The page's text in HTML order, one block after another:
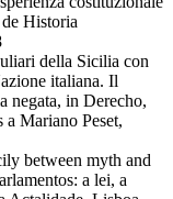
Historia
della Sicilia con
italiana. Il
negata, in Derecho,
Mariano Peset,
between myth and
a lei, a